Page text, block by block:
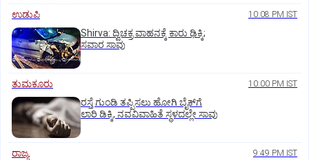
ಉಡುಪಿ 10:08 PM IST
Shirva: ದ್ವಿಚಕ್ರ ವಾಹನಕ್ಕೆ ಕಾರು ಢಿಕ್ಕಿ;
ಸವಾರ ಸಾವು
ತುಮಕೂರು 10:00 PM IST
ರಸ್ತೆ ಗುಂಡಿ ತಪ್ಪಿಸಲು ಹೋಗಿ ಬೈಕ್‌ಗೆ
ಲಾರಿ ಡಿಕ್ಕಿ, ನವವಿವಾಹಿತೆ ಸ್ಥಳದಲ್ಲೇ ಸಾವು
ರಾಜ್ಯ 9:49 PM IST